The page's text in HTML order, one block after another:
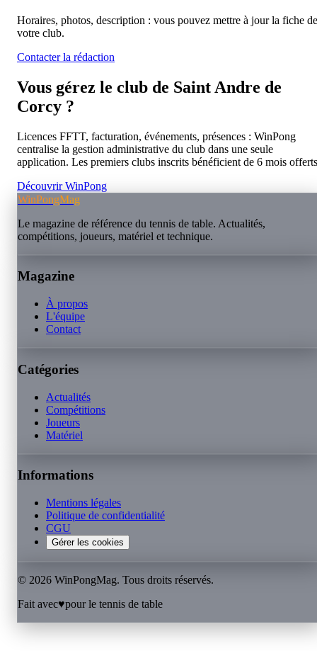
Horaires, photos, description : vous pouvez mettre à jour la fiche de
votre club.
Contacter la rédaction
Vous gérez le club de Saint Andre de
Corcy ?
Licences FFTT, facturation, événements, présences : WinPong
centralise la gestion administrative du club dans une seule
application. Les premiers clubs inscrits bénéficient de 6 mois
Découvrir WinPong
WinPongMag
Le magazine de référence du tennis de table. Actualités,
compétitions, joueurs, matériel et technique.
Magazine
À propos
L'équipe
Contact
Catégories
Actualités
Compétitions
Joueurs
Matériel
Informations
Mentions légales
Politique de confidentialité
CGU
Gérer les cookies
© 2026 WinPongMag. Tous droits réservés.
Fait avec♥pour le tennis de table